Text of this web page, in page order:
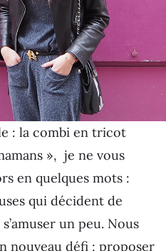
: la combi en tricot
», je ne vous
en quelques mots :
qui décident de
un peu. Nous
nouveau défi : proposer